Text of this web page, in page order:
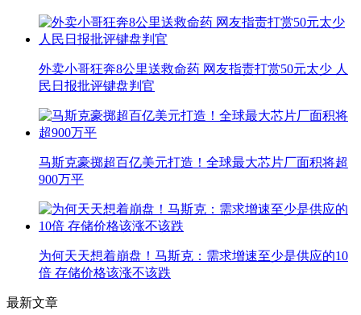
外卖小哥狂奔8公里送救命药 网友指责打赏50元太少 人
民日报批评键盘判官
马斯克豪掷超百亿美元打造！全球最大芯片厂面积将超
900万平
为何天天想着崩盘！马斯克：需求增速至少是供应的10
倍 存储价格该涨不该跌
最新文章